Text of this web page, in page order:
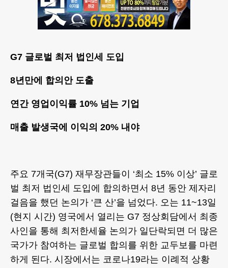
G7 글로벌 최저 법인세 도입
8년만에 합의안 도출
연간 영업이익률 10% 넘는 기업
매출 발생국에 이익의 20% 내야
주요 7개국(G7) 재무장관들이 ‘최소 15% 이상’ 글로
벌 최저 법인세 도입에 합의하면서 8년 동안 제자리
걸음을 했던 논의가 ‘큰 산’을 넘었다. 오는 11~13일
(현지 시간) 영국에서 열리는 G7 정상회담에서 최종
사인을 통해 최저한세율 논의가 일단락되면 더 많은
국가가 참여하는 글로벌 합의를 위한 교두보를 마련
하게 된다. 시장에서는 코로나19라는 이례적 상황